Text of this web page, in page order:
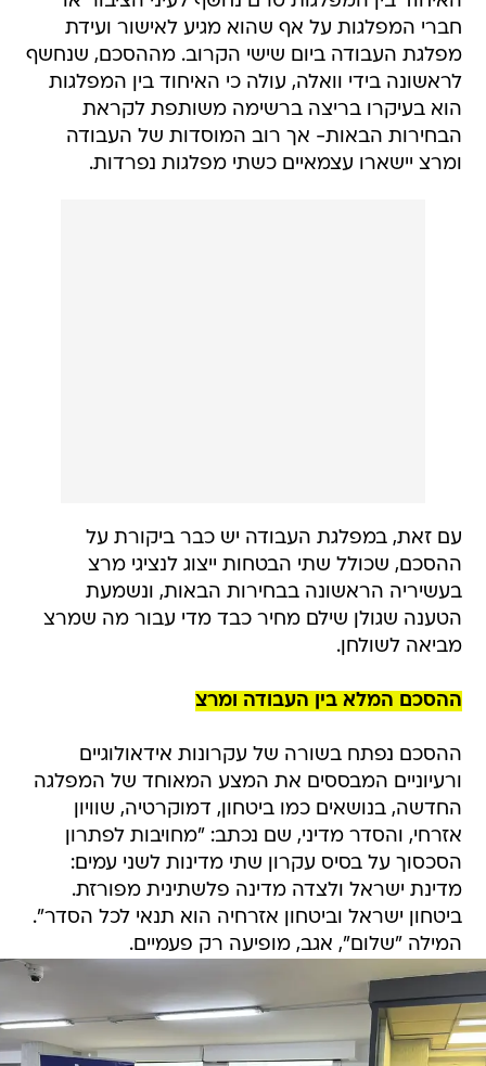
חברי המפלגות על אף שהוא מגיע לאישור ועידת
מפלגת העבודה ביום שישי הקרוב. מההסכם, שנחשף
לראשונה בידי וואלה, עולה כי האיחוד בין המפלגות
הוא בעיקרו בריצה ברשימה משותפת לקראת
הבחירות הבאות- אך רוב המוסדות של העבודה
ומרצ יישארו עצמאיים כשתי מפלגות נפרדות.
עם זאת, במפלגת העבודה יש כבר ביקורת על
ההסכם, שכולל שתי הבטחות ייצוג לנציגי מרצ
בעשיריה הראשונה בבחירות הבאות, ונשמעת
הטענה שגולן שילם מחיר כבד מדי עבור מה שמרצ
מביאה לשולחן.
ההסכם המלא בין העבודה ומרצ
ההסכם נפתח בשורה של עקרונות אידאולוגיים
ורעיוניים המבססים את המצע המאוחד של המפלגה
החדשה, בנושאים כמו ביטחון, דמוקרטיה, שוויון
אזרחי, והסדר מדיני, שם נכתב: "מחויבות לפתרון
הסכסוך על בסיס עקרון שתי מדינות לשני עמים:
מדינת ישראל ולצדה מדינה פלשתינית מפורזת.
ביטחון ישראל וביטחון אזרחיה הוא תנאי לכל הסדר".
המילה "שלום", אגב, מופיעה רק פעמיים.